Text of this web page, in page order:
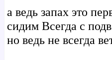
а ведь запах это
сидим Всегда с
но ведь не всегда